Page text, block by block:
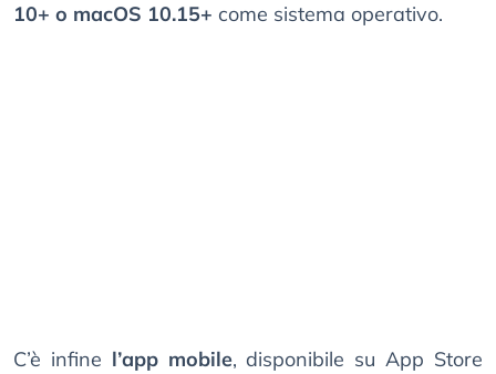
10+ o macOS 10.15+ come sistema operativo.
C’è infine l’app mobile, disponibile su App Store